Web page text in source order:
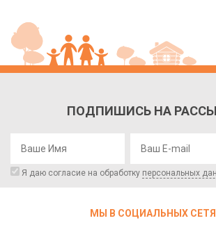
ПОДПИШИСЬ НА
Я даю согласие на обработку персональных
МЫ В СОЦИАЛЬНЫХ